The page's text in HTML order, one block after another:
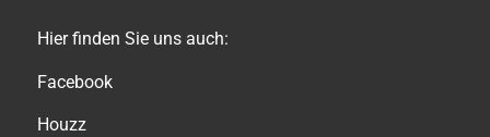
Hier finden Sie uns auch:
Facebook
Houzz